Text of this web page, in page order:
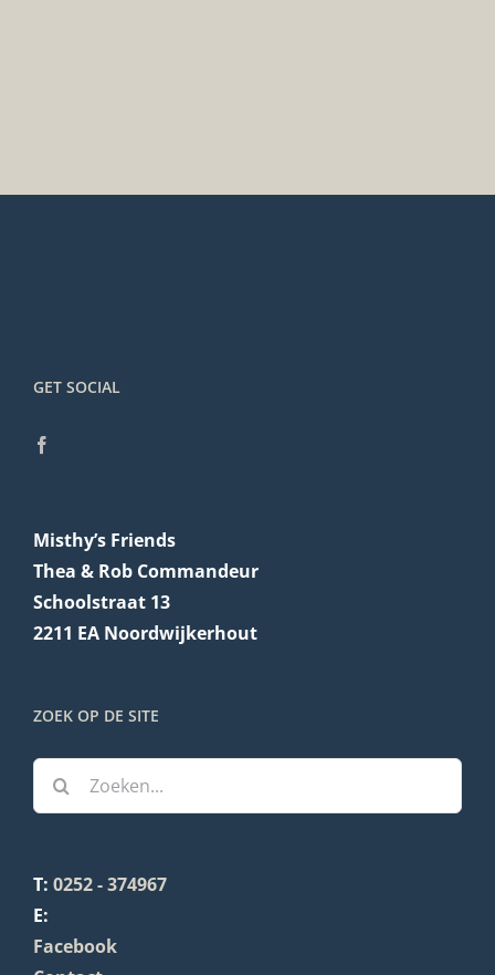
GET SOCIAL
Misthy’s Friends
Thea & Rob Commandeur
Schoolstraat 13
2211 EA Noordwijkerhout
ZOEK OP DE SITE
Zoeken
naar:
T: 0252 - 374967
E:
Facebook